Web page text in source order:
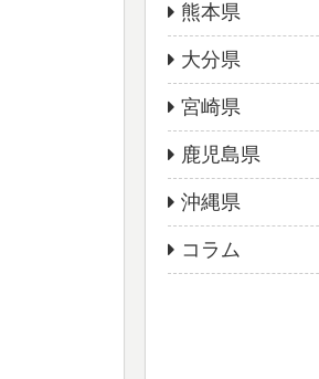
熊本県
大分県
宮崎県
鹿児島県
沖縄県
コラム